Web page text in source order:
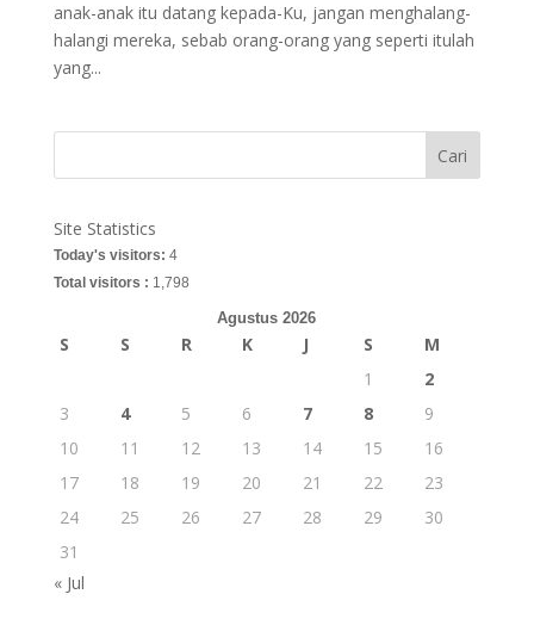
anak-anak itu datang kepada-Ku, jangan menghalang-
halangi mereka, sebab orang-orang yang seperti itulah
yang...
Cari
Site Statistics
Today's visitors: 4
Total visitors : 1,798
Agustus 2026
S S R K J S
M
1
2
3
4 5 6 7 8
9
10
11 12 13 14 15
16
17
18 19 20 21 22
23
24
25 26 27 28 29
30
31
« Jul